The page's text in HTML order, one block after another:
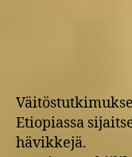
Etiopiassa
hävikkejä.